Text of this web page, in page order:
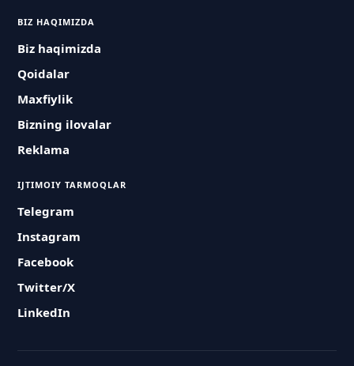
BIZ HAQIMIZDA
Biz haqimizda
Qoidalar
Maxfiylik
Bizning ilovalar
Reklama
IJTIMOIY TARMOQLAR
Telegram
Instagram
Facebook
Twitter/X
LinkedIn